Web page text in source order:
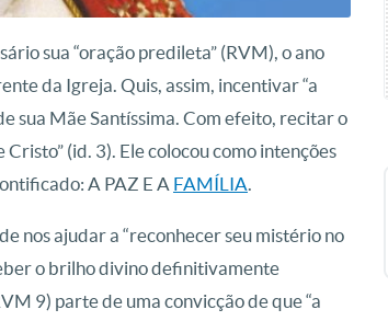
sua “oração predileta” (RVM), o ano
da Igreja. Quis, assim, incentivar “a
sua Mãe Santíssima. Com efeito, recitar o
(id. 3). Ele colocou como intenções
A PAZ E A FAMÍLIA
nos ajudar a “reconhecer seu mistério no
o brilho divino definitivamente
9) parte de uma convicção de que “a